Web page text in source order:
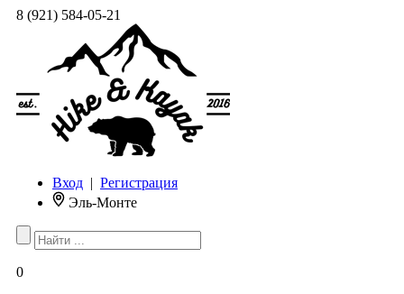
8 (921) 584-05-21
Вход | Регистрация
Эль-Монте
0